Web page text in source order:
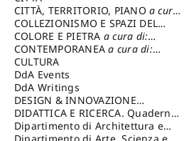
Tommaso
CITTÀ, TERRITORIO, PIANO a cura
di: Imbesi Giuseppe
COLLEZIONISMO E SPAZI DEL
COLLEZIONISMO a cura di:
Magnani Lauro
COLORE E PIETRA a cura di:
Selvaggi Giuseppe
CONTEMPORANEAa cura di:
Gubinelli Luna
CULTURA
DdA Events
DdA Writings
DESIGN & INNOVAZIONE
TECNOLOGICAa cura di: Vallicelli
Andrea
DIDATTICA E RICERCA. Quaderni
della Scuola
Dipartimento di Architettura e